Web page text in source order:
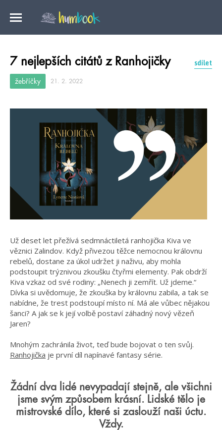
7 nejlepších citátů z Ranhojičky sdílet
žebříčky 21. 2. 2022
Už deset let přežívá sedmnáctiletá ranhojička Kiva ve
věznici Zalindov. Když přivezou těžce nemocnou královnu
rebelů, dostane za úkol udržet ji naživu, aby mohla
podstoupit trýznivou zkoušku čtyřmi elementy. Pak obdrží
Kiva vzkaz od své rodiny: „Nenech ji zemřít. Už jdeme.“
Dívka si uvědomuje, že zkouška by královnu zabila, a tak se
nabídne, že trest podstoupí místo ní. Má ale vůbec nějakou
šanci? A jak se k její volbě postaví záhadný nový vězeň
Jaren?
Mnohým zachránila život, teď bude bojovat o ten svůj.
Ranhojička je první díl napínavé fantasy série.
Žádní dva lidé nevypadají stejně, ale všichni
jsme svým způsobem krásní. Lidské tělo je
mistrovské dílo, které si zaslouží naši úctu.
Vždy.